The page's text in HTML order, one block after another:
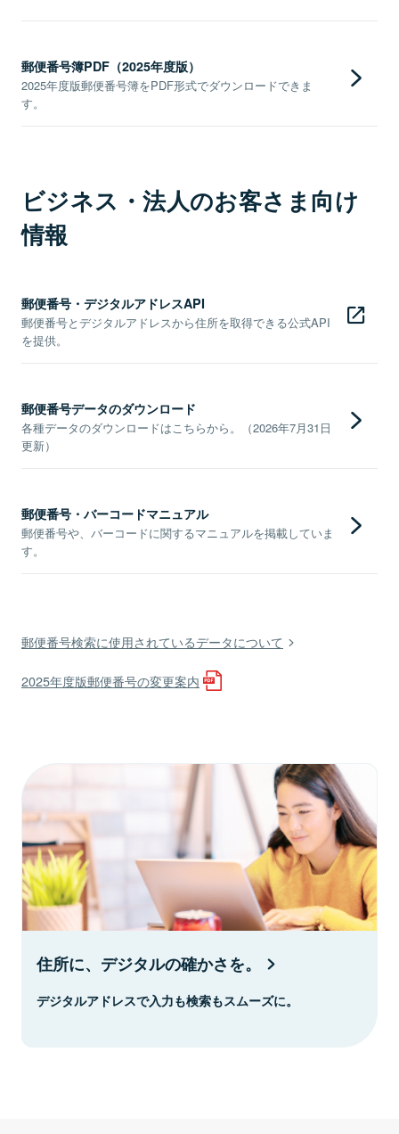
郵便番号簿PDF（2025年度版）
2025年度版郵便番号簿をPDF形式でダウンロードできま
す。
ビジネス・法人のお客さま向け
情報
郵便番号・デジタルアドレスAPI
郵便番号とデジタルアドレスから住所を取得できる公式API
を提供。
郵便番号データのダウンロード
各種データのダウンロードはこちらから。（2026年7月31日
更新）
郵便番号・バーコードマニュアル
郵便番号や、バーコードに関するマニュアルを掲載していま
す。
郵便番号検索に使用されているデータについて
2025年度版郵便番号の変更案内
住所に、デジタルの確かさを。
デジタルアドレスで入力も検索もスムーズに。